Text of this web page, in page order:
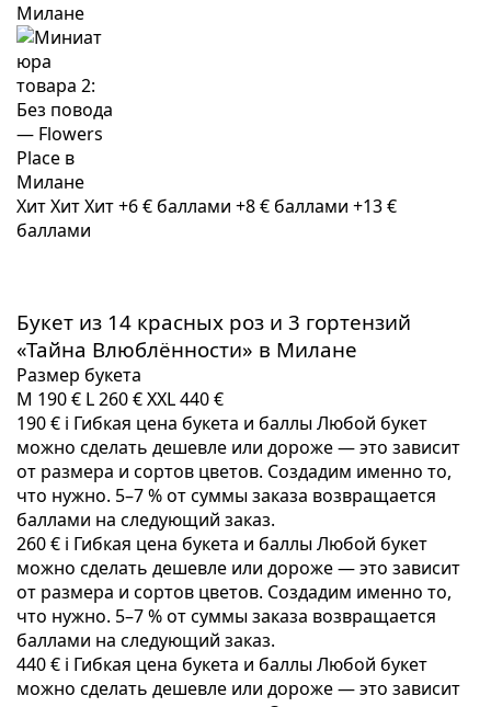
ХитХитХит+6 € баллами +8 € баллами +13 €
баллами
Букет из 14 красных роз и 3 гортензий
«Тайна Влюблённости» в Милане
Размер букета
M 190 € L260 €XXL440 €
190 € i Гибкая цена букета и баллыЛюбой букет
можно сделать дешевле или дороже — это зависит
от размера и сортов цветов. Создадим именно то,
что нужно. 5–7 % от суммы заказа возвращается
баллами на следующий заказ.
260 € i Гибкая цена букета и баллыЛюбой букет
можно сделать дешевле или дороже — это зависит
от размера и сортов цветов. Создадим именно то,
что нужно. 5–7 % от суммы заказа возвращается
баллами на следующий заказ.
440 € i Гибкая цена букета и баллыЛюбой букет
можно сделать дешевле или дороже — это зависит